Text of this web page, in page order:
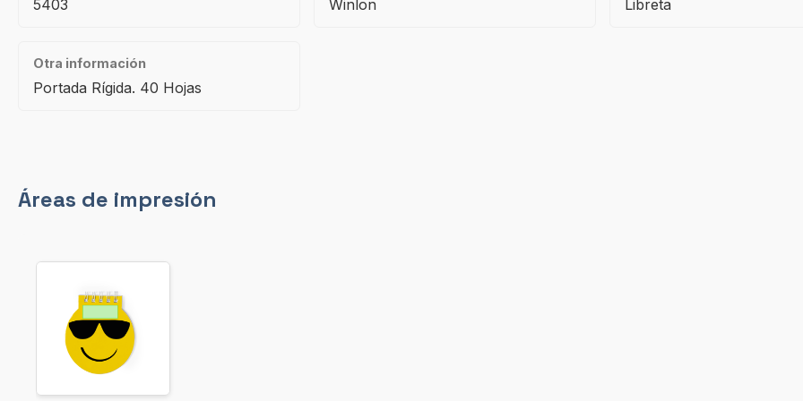
5403 Winlon Libreta
Otra información
Portada Rígida. 40 Hojas
Áreas de impresión